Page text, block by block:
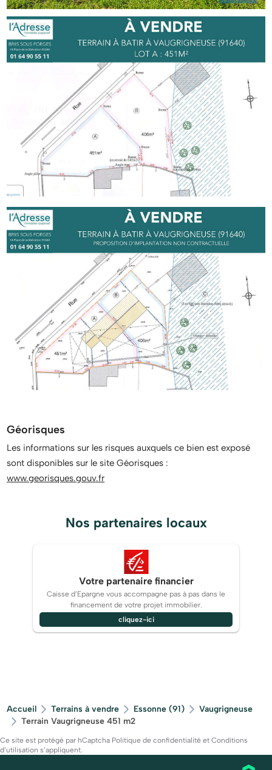
Géorisques
Les informations sur les risques auxquels ce bien est exposé
sont disponibles sur le site Géorisques :
www.georisques.gouv.fr
Nos partenaires locaux
Votre partenaire financier
Caisse d’Epargne vous accompagne pas à pas dans le
financement de votre projet immobilier.
cliquez-ici
Accueil Terrains à vendre Essonne (91)
Vaugrigneuse
Terrain Vaugrigneuse 451 m2
Ce site est protégé par hCaptcha Politique de confidentialité et Conditions
d’utilisation s’appliquent.